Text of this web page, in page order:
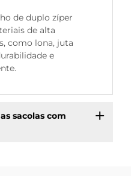
de duplo zíper
de alta
como lona, juta
e
sacolas com